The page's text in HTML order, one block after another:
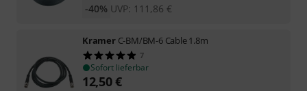
UVP: 111,86 €
-40%
Kramer C-BM/BM-6 Cable 1.8m
7
Sofort lieferbar
12,50€